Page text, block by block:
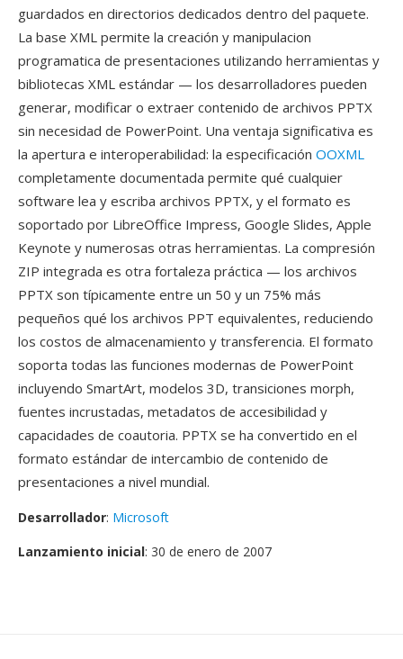
guardados en directorios dedicados dentro del paquete.
La base XML permite la creación y manipulacion
programatica de presentaciones utilizando herramientas y
bibliotecas XML estándar — los desarrolladores pueden
generar, modificar o extraer contenido de archivos PPTX
sin necesidad de PowerPoint. Una ventaja significativa es
la apertura e interoperabilidad: la especificación OOXML
completamente documentada permite qué cualquier
software lea y escriba archivos PPTX, y el formato es
soportado por LibreOffice Impress, Google Slides, Apple
Keynote y numerosas otras herramientas. La compresión
ZIP integrada es otra fortaleza práctica — los archivos
PPTX son típicamente entre un 50 y un 75% más
pequeños qué los archivos PPT equivalentes, reduciendo
los costos de almacenamiento y transferencia. El formato
soporta todas las funciones modernas de PowerPoint
incluyendo SmartArt, modelos 3D, transiciones morph,
fuentes incrustadas, metadatos de accesibilidad y
capacidades de coautoria. PPTX se ha convertido en el
formato estándar de intercambio de contenido de
presentaciones a nivel mundial.
Desarrollador: Microsoft
Lanzamiento inicial: 30 de enero de 2007